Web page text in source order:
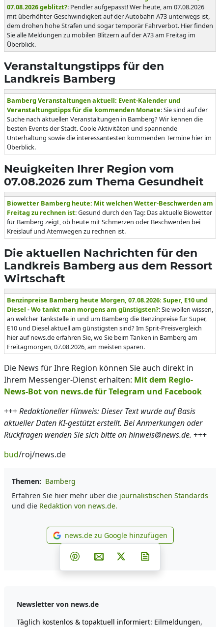
07.08.2026 geblitzt?: Pendler aufgepasst! Wer heute, am 07.08.2026
mit überhöhter Geschwindigkeit auf der Autobahn A73 unterwegs ist,
dem drohen hohe Strafen und sogar temporär Fahrverbot. Hier finden
Sie alle Meldungen zu mobilen Blitzern auf der A73 am Freitag im
Überblick.
Veranstaltungstipps für den
Landkreis Bamberg
Bamberg Veranstaltungen aktuell: Event-Kalender und
Veranstaltungstipps für die kommenden Monate: Sie sind auf der
Suche nach aktuellen Veranstaltungen in Bamberg? Wir kennen die
besten Events der Stadt. Coole Aktivitäten und spannende
Unterhaltung sowie die interessantesten kommenden Termine hier im
Überblick.
Neuigkeiten Ihrer Region vom
07.08.2026 zum Thema Gesundheit
Biowetter Bamberg heute: Mit welchen Wetter-Beschwerden am
Freitag zu rechnen ist: Gesund durch den Tag: Das aktuelle Biowetter
für Bamberg zeigt, ob heute mit Schmerzen oder Beschwerden bei
Kreislauf und Atemwegen zu rechnen ist.
Die aktuellen Nachrichten für den
Landkreis Bamberg aus dem Ressort
Wirtschaft
Benzinpreise Bamberg heute Morgen, 07.08.2026: Super, E10 und
Diesel - Wo tankt man morgens am günstigsten?: Sie wollen wissen,
an welcher Tankstelle in und um Bamberg die Benzinpreise für Super,
E10 und Diesel aktuell am günstigsten sind? Im Sprit-Preisvergleich
hier auf news.de erfahren Sie, wo Sie beim Tanken in Bamberg am
Freitagmorgen, 07.08.2026, am meisten sparen.
Die News für Ihre Region können Sie auch direkt in
Ihrem Messenger-Dienst erhalten: Mit dem Regio-
News-Bot von news.de für Telegram und Facebook
+++Redaktioneller Hinweis: Dieser Text wurde auf Basis
aktueller Daten KI-gestützt erstellt. Bei Anmerkungen oder
Rückfragen wenden Sie sich bitte an hinweis@news.de. +++
bud/roj/news.de
Themen: Bamberg
Erfahren Sie hier mehr über die journalistischen Standards
und die Redaktion von news.de.
news.de zu Google
news.de zu Google hinzufügen
Teilen auf Facebook
Teilen auf Whatsapp
Teilen auf Telegram
Teilen auf Pinterest
Per E-Mail teilen
Post auf X
Newsletter von news.de
Täglich kostenlos & topaktuell informiert: Eilmeldungen,